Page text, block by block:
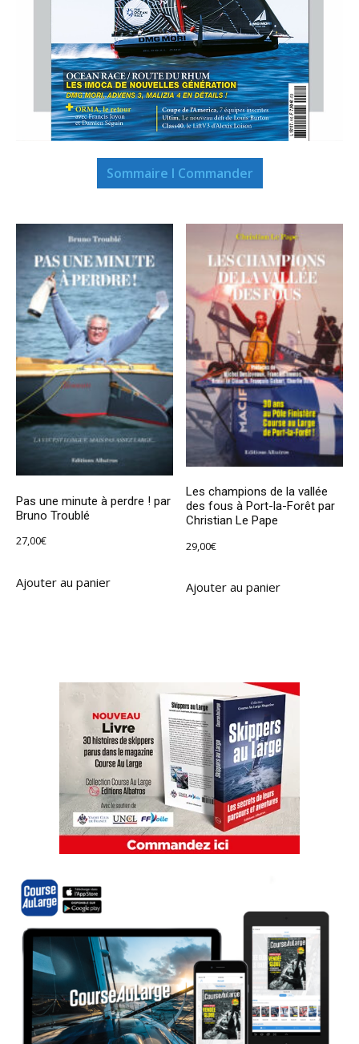
Sommaire I Commander
Pas une minute à perdre ! par
Bruno Troublé
27,00€
Ajouter au panier
Les champions de la vallée
des fous à Port-la-Forêt par
Christian Le Pape
29,00€
Ajouter au panier